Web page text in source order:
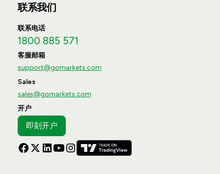
联系我们
联系电话
1800 885 571
客服邮箱
support@gomarkets.com
Sales
sales@gomarkets.com
开户
即刻开户